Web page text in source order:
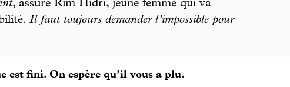
, assure Rim Hidri, jeune femme qui va
Il faut toujours demander l’impossible pour
est fini. On espère qu’il vous a plu.